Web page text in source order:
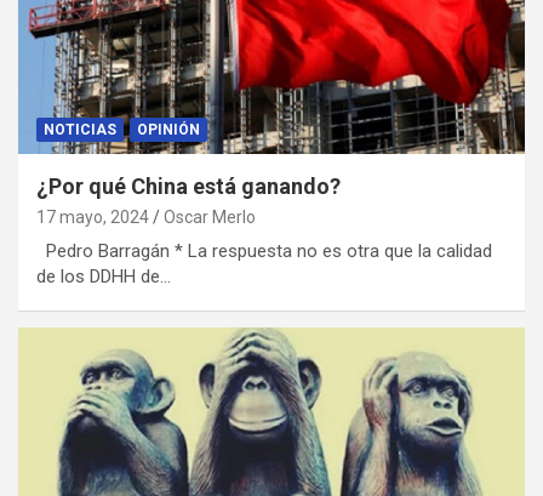
NOTICIAS OPINIÓN
¿Por qué China está ganando?
17 mayo, 2024 Oscar Merlo
Pedro Barragán * La respuesta no es otra que la calidad
de los DDHH de…